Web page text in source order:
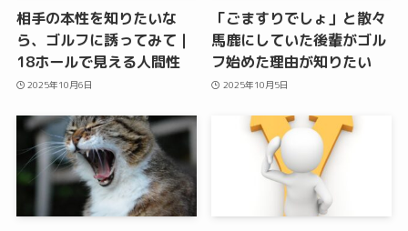
相手の本性を知りたいな
ら、ゴルフに誘ってみて｜
18ホールで見える人間性
2025年10月6日
「ごますりでしょ」と散々
馬鹿にしていた後輩がゴル
フ始めた理由が知りたい
2025年10月5日